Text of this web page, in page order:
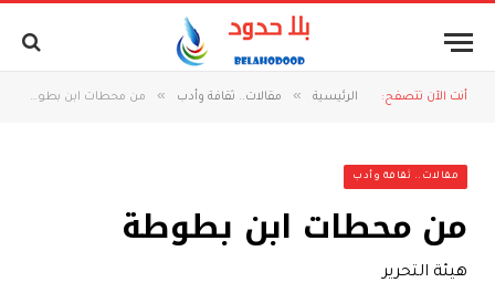
أنت الآن تتصفح: الرئيسية » مقالات.. ثقافة وأدب » من محطات ابن بطوطة
مقالات.. ثقافة وأدب
من محطات ابن بطوطة
هيئة التحرير